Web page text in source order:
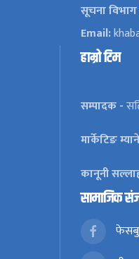
सूचना विभाग
Email:
हाम्रो टिम
सम्पादक -
मार्केटिङ
कानूनी
सामाजिक